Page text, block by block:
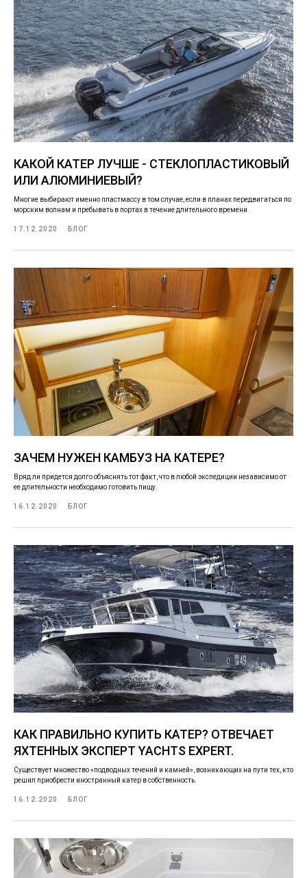
КАКОЙ КАТЕР ЛУЧШЕ - СТЕКЛОПЛАСТИКОВЫЙ
ИЛИ АЛЮМИНИЕВЫЙ?
Многие выбирают именно пластмассу в том случае, если в планах передвигаться по
морским волнам и пребывать в портах в течение длительного времени.
17.12.2020 БЛОГ
ЗАЧЕМ НУЖЕН КАМБУЗ НА КАТЕРЕ?
Вряд ли придется долго объяснять тот факт, что в любой экспедиции независимо от
ее длительности необходимо готовить пищу.
16.12.2020 БЛОГ
КАК ПРАВИЛЬНО КУПИТЬ КАТЕР? ОТВЕЧАЕТ
ЯХТЕННЫХ ЭКСПЕРТ YACHTS EXPERT.
Существует множество «подводных течений и камней», возникающих на пути тех, кто
решил приобрести иностранный катер в собственность.
16.12.2020 БЛОГ